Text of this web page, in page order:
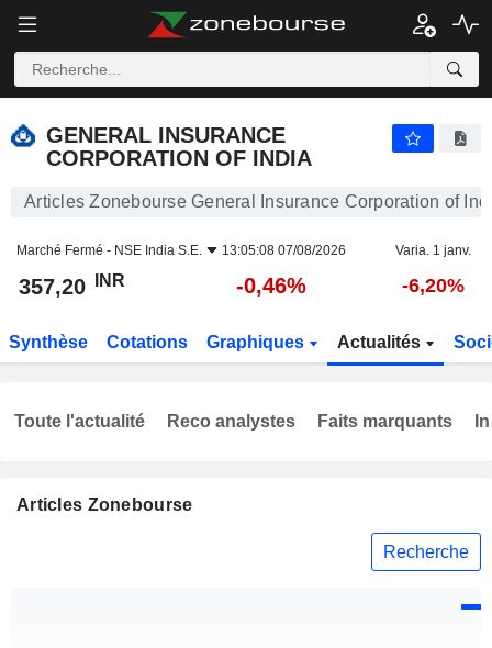
GENERAL INSURANCE
CORPORATION OF INDIA
Articles Zonebourse General Insurance Corporation of
Marché Fermé - NSE India S.E. 13:05:08 07/08/2026 Varia. 1 janv.
357,20 INR -0,46% -6,20%
Synthèse Cotations Graphiques Actualités
Articles Zonebourse
Recherche
Toute l'actualité Reco analystes Faits marquants